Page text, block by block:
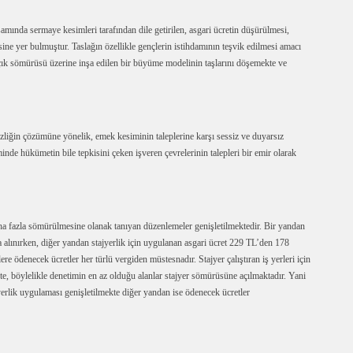
sermaye kesimleri tarafından dile getirilen, asgari ücretin düşürülmesi,
yer bulmuştur. Taslağın özellikle gençlerin istihdamının teşvik edilmesi amacı
sömürüsü üzerine inşa edilen bir büyüme modelinin taşlarını döşemekte ve
çözümüne yönelik, emek kesiminin taleplerine karşı sessiz ve duyarsız
hükümetin bile tepkisini çeken işveren çevrelerinin talepleri bir emir olarak
fazla sömürülmesine olanak tanıyan düzenlemeler genişletilmektedir. Bir yandan
diğer yandan stajyerlik için uygulanan asgari ücret 229 TL’den 178
ödenecek ücretler her türlü vergiden müstesnadır. Stajyer çalıştıran iş yerleri için
böylelikle denetimin en az olduğu alanlar stajyer sömürüsüne açılmaktadır. Yani
uygulaması genişletilmekte diğer yandan ise ödenecek ücretler